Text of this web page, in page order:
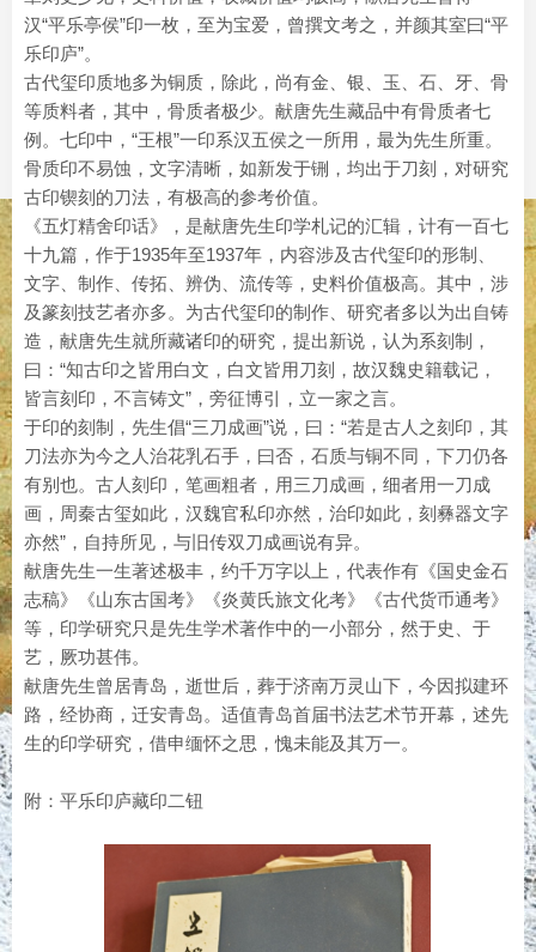
汉“平乐亭侯”印一枚，至为宝爱，曾撰文考之，并颜其室曰“平
乐印庐”。
古代玺印质地多为铜质，除此，尚有金、银、玉、石、牙、骨
等质料者，其中，骨质者极少。献唐先生藏品中有骨质者七
例。七印中，“王根”一印系汉五侯之一所用，最为先生所重。
骨质印不易蚀，文字清晰，如新发于铏，均出于刀刻，对研究
古印锲刻的刀法，有极高的参考价值。
《五灯精舍印话》，是献唐先生印学札记的汇辑，计有一百七
十九篇，作于1935年至1937年，内容涉及古代玺印的形制、
文字、制作、传拓、辨伪、流传等，史料价值极高。其中，涉
及篆刻技艺者亦多。为古代玺印的制作、研究者多以为出自铸
造，献唐先生就所藏诸印的研究，提出新说，认为系刻制，
曰：“知古印之皆用白文，白文皆用刀刻，故汉魏史籍载记，
皆言刻印，不言铸文”，旁征博引，立一家之言。
于印的刻制，先生倡“三刀成画”说，曰：“若是古人之刻印，其
刀法亦为今之人治花乳石手，曰否，石质与铜不同，下刀仍各
有别也。古人刻印，笔画粗者，用三刀成画，细者用一刀成
画，周秦古玺如此，汉魏官私印亦然，治印如此，刻彝器文字
亦然”，自持所见，与旧传双刀成画说有异。
献唐先生一生著述极丰，约千万字以上，代表作有《国史金石
志稿》《山东古国考》《炎黄氏旅文化考》《古代货币通考》
等，印学研究只是先生学术著作中的一小部分，然于史、于
艺，厥功甚伟。
献唐先生曾居青岛，逝世后，葬于济南万灵山下，今因拟建环
路，经协商，迁安青岛。适值青岛首届书法艺术节开幕，述先
生的印学研究，借申缅怀之思，愧未能及其万一。
附：平乐印庐藏印二钮